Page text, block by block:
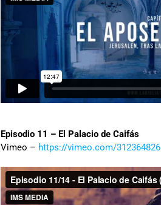
Episodio 11 – El Palacio de Caifás
Vimeo – https://vimeo.com/312364826